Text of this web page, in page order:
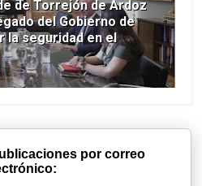
de Torrejón de Ardoz
del Gobierno de
la seguridad en el
por correo